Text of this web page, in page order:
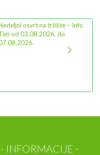
poljoprivrede
novi program
proizvodnji hrane od
Next
INFORMACIJE -